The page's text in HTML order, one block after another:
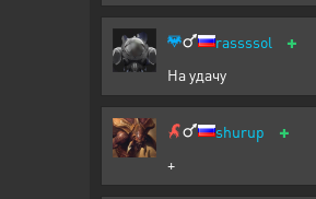
rassssol +
На удачу
shurup +
+